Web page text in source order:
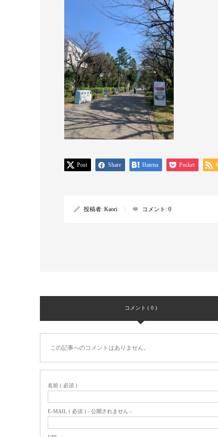
Post Share Hatena Pocket
投稿者: Kaori コメント: 0
コメント ( 0 )
この記事へのコメントはありません。
名前 ( 必須 )
E-MAIL ( 必須 ) - 公開されません -